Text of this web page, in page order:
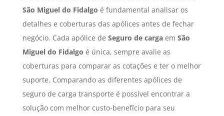
São Miguel do Fidalgo é fundamental analisar os
detalhes e coberturas das apólices antes de fechar
negócio. Cada apólice de Seguro de cargaem São
Miguel do Fidalgo é única, sempre avalie as
coberturas para comparar as cotações e ter o melhor
suporte. Comparando as diferentes apólices de
seguro de carga transporte é possível encontrar a
solução com melhor custo-benefício para seu